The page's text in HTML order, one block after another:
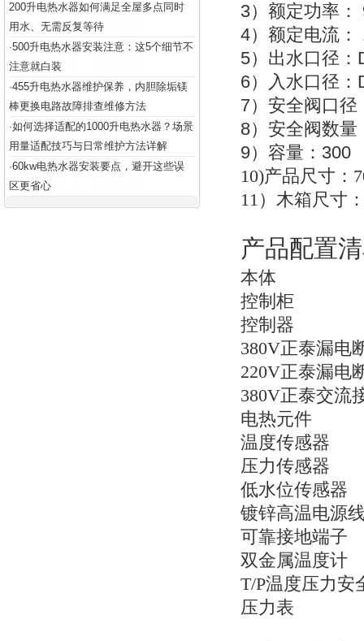
200升电热水器如何满足全屋多点同时
用水、无需反复等待
·500升电热水器安装注意：这5个细节不
注意就白装
·455升电热水器维护保养，内胆除垢镁
棒更换电路故障排查维修方法
·如何选择适配的1000升电热水器？场景
用量适配技巧与日常维护方法详解
·60kw电热水器安装要点，避开这些误
区更省心
3）额定功率：
4）额定电流：
5）出水口径：
6）入水口径：
7）安全阀口径
8）安全阀数量
9）容量：
10)产品尺寸：
11）木箱尺寸
产品配置
本体
控制柜
控制器
380V正泰漏电
220V正泰漏电
380V正泰交流
电热元件
温度传感器
压力传感器
低水位传感器
镀锌高温电源
可靠接地端子
双金属温度计
T/P温度压力安
压力表